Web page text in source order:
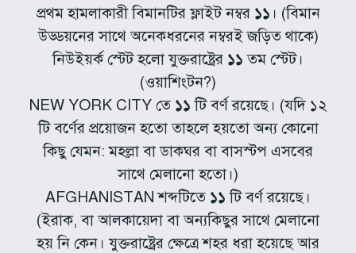
প্রথম হামলাকারী বিমানটির ফ্লাইট নম্বর ১১ । (বিমান
উড্ডয়নের সাথে অনেকধরনের নম্বরই জড়িত থাকে)
নিউইয়র্ক স্টেট হলো যুক্তরাষ্ট্রের ১১ তম স্টেট।
(ওয়াশিংটন?)
NEW YORK CITY তে ১১ টি বর্ণ রয়েছে। (যদি ১২
টি বর্ণের প্রয়োজন হতো তাহলে হয়তো অন্য কোনো
কিছু যেমন: মহল্লা বা ডাকঘর বা বাসস্টপ এসবের
সাথে মেলানো হতো।)
AFGHANISTAN শব্দটিতে ১১ টি বর্ণ রয়েছে।
(ইরাক, বা আলকায়েদা বা অন্যকিছুর সাথে মেলানো
হয় নি কেন। যুক্তরাষ্ট্রের ক্ষেত্রে শহর ধরা হয়েছে আর